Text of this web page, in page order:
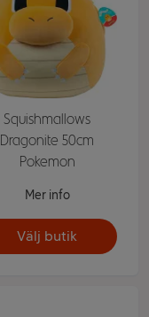
Squishmallows
Dragonite 50cm
Pokemon
Mer info
Välj butik